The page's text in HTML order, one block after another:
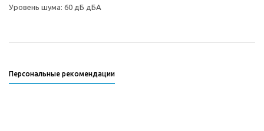
Уровень шума: 60 дБ дБА
Персональные рекомендации